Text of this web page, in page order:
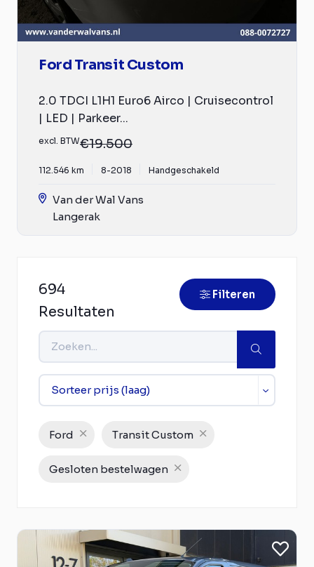
Ford Transit Custom
2.0 TDCI L1H1 Euro6 Airco | Cruisecontrol
| LED | Parkeer...
excl. BTW€19.500
112.546 km 8-2018 Handgeschakeld
Van der Wal Vans
Langerak
694
Resultaten
Filteren
Ford Transit Custom
Gesloten bestelwagen